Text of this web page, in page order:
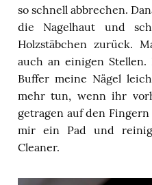
so schnell abbrechen.
die Nagelhaut und
Holzstäbchen zurück.
auch an einigen
Buffer meine Nägel
mehr tun, wenn ihr
getragen auf den
mir ein Pad und
Cleaner.